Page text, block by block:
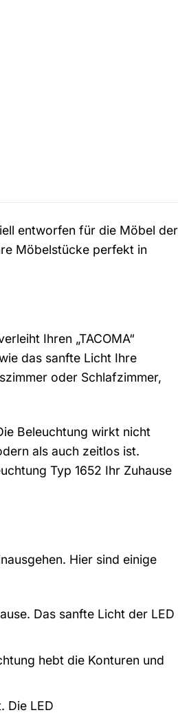
entworfen für die Möbel der
Möbelstücke perfekt in
Ihren „TACOMA“
das sanfte Licht Ihre
oder Schlafzimmer,
Beleuchtung wirkt nicht
als auch zeitlos ist.
Typ 1652 Ihr Zuhause
Hier sind einige
Das sanfte Licht der LED
hebt die Konturen und
Die LED